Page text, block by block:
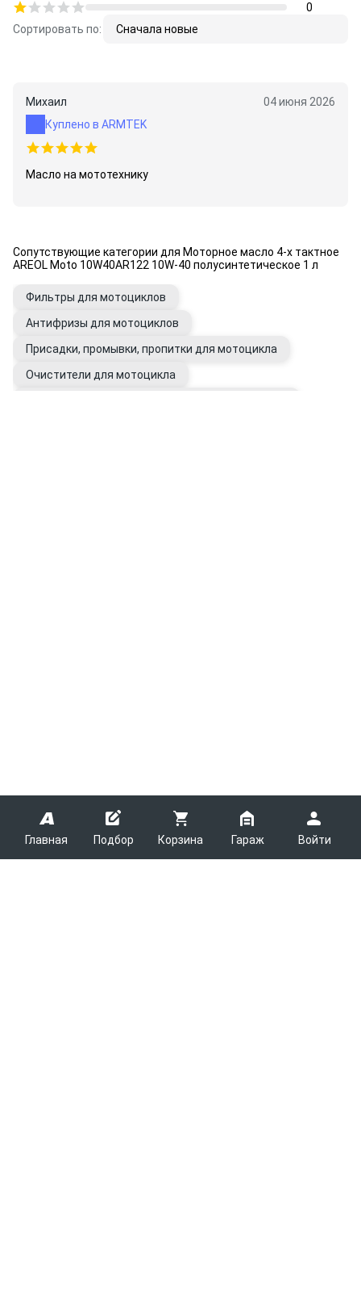
Главная Подбор Корзина Гараж Войти
0
Сортировать по:
Сначала новые
Михаил
04 июня 2026
Куплено в ARMTEK
Масло на мототехнику
Сопутствующие категории для Моторное масло 4-х тактное
AREOL Moto 10W40AR122 10W-40 полусинтетическое 1 л
Фильтры для мотоциклов
Антифризы для мотоциклов
Присадки, промывки, пропитки для мотоцикла
Очистители для мотоцикла